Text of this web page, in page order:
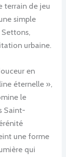
terrain de jeu
simple
urbaine.
en
éternelle »,
le
Saint-
une forme
qui